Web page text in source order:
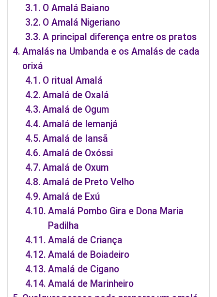
O Amalá Baiano
O Amalá Nigeriano
A principal diferença entre os pratos
Amalás na Umbanda e os Amalás de cada
orixá
O ritual Amalá
Amalá de Oxalá
Amalá de Ogum
Amalá de Iemanjá
Amalá de Iansã
Amalá de Oxóssi
Amalá de Oxum
Amalá de Preto Velho
Amalá de Exú
Amalá Pombo Gira e Dona Maria
Padilha
Amalá de Criança
Amalá de Boiadeiro
Amalá de Cigano
Amalá de Marinheiro